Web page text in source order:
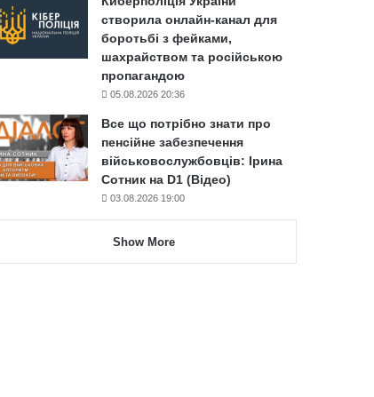
створила онлайн-канал для
боротьбі з фейками,
шахрайством та російською
пропагандою
05.08.2026 20:36
Все що потрібно знати про
пенсійне забезпечення
військовослужбовців: Ірина
Сотник на D1 (Відео)
03.08.2026 19:00
Show More